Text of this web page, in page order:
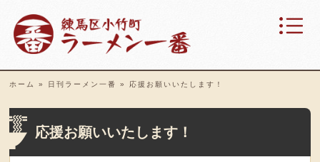
ホーム » 日刊ラーメン一番 » 応援お願いいたします！
応援お願いいたします！